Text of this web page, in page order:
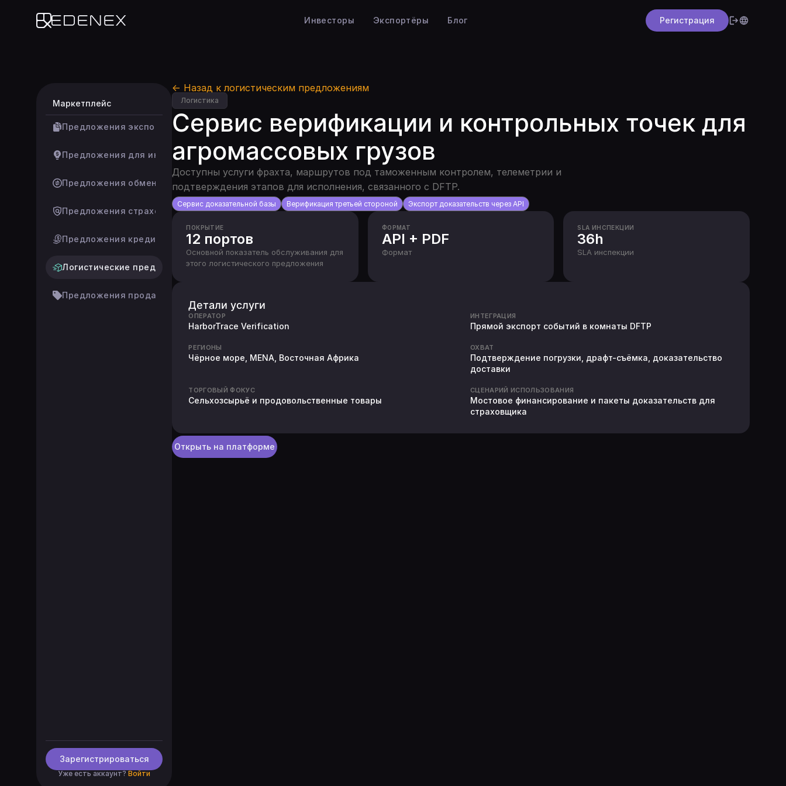
Edenex Инвесторы Экспортёры Блог Регистрация
Маркетплейс
Предложения экспортеров
Предложения для инвесторов
Предложения обмена
Предложения страховщиков
Предложения кредиторов
Логистические предложения
Предложения продавцов
Зарегистрироваться
Уже есть аккаунт?Войти
← Назад к логистическим предложениям
Логистика
Сервис верификации и контрольных точек для
агромассовых грузов
Доступны услуги фрахта, маршрутов под таможенным контролем, телеметрии и
подтверждения этапов для исполнения, связанного с DFTP.
Сервис доказательной базы Верификация третьей стороной Экспорт доказательств через API
ПОКРЫТИЕ
12 портов
Основной показатель обслуживания для
этого логистического предложения
ФОРМАТ
API + PDF
Формат
SLA ИНСПЕКЦИИ
36h
SLA инспекции
Детали услуги
ОПЕРАТОР
HarborTrace Verification
ИНТЕГРАЦИЯ
Прямой экспорт событий в комнаты DFTP
РЕГИОНЫ
Чёрное море, MENA, Восточная Африка
ОХВАТ
Подтверждение погрузки, драфт-съёмка, доказательство
доставки
ТОРГОВЫЙ ФОКУС
Сельхозсырьё и продовольственные товары
СЦЕНАРИЙ ИСПОЛЬЗОВАНИЯ
Мостовое финансирование и пакеты доказательств для
страховщика
Открыть на платформе